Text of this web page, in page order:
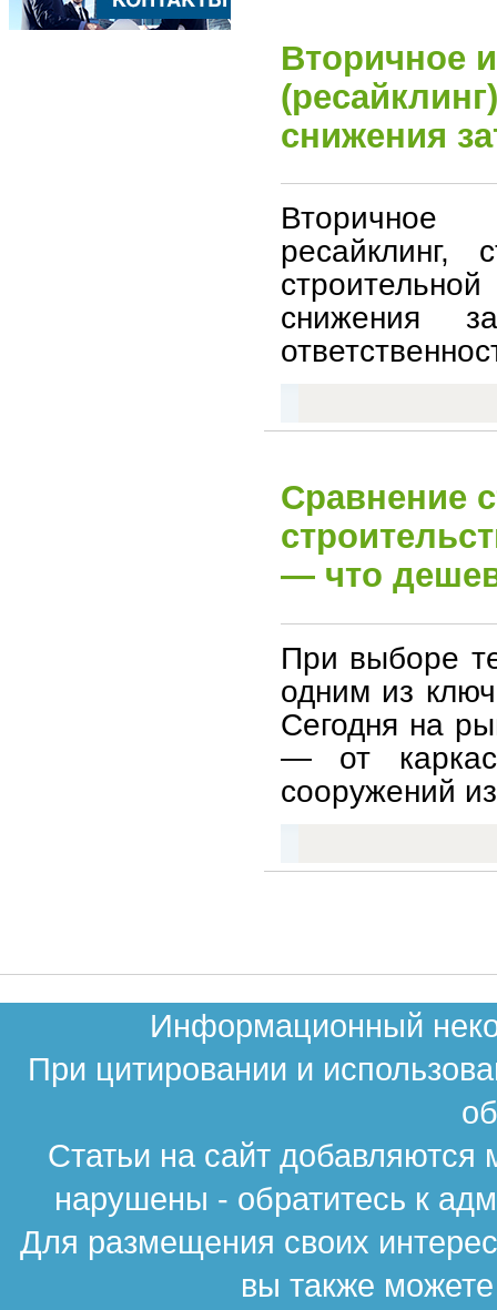
Вторичное
снижения
Вторичное
ресайклинг,
снижения
Сравнение
— что
При выборе
одним из
Сегодня на
— от
сооружений
Информационный
При цитировании и
Статьи на сайт
нарушены - обратитесь к
Для размещения своих
вы также